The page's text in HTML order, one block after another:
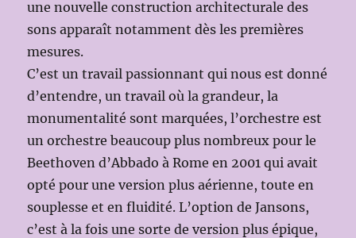
une nouvelle construction architecturale des
sons apparaît notamment dès les premières
mesures.
C’est un travail passionnant qui nous est donné
d’entendre, un travail où la grandeur, la
monumentalité sont marquées, l’orchestre est
un orchestre beaucoup plus nombreux pour le
Beethoven d’Abbado à Rome en 2001 qui avait
opté pour une version plus aérienne, toute en
souplesse et en fluidité. L’option de Jansons,
c’est à la fois une sorte de version plus épique,